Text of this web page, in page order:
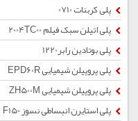
پلی کربنات 0710
پلی اتیلن سبک فیلم 2004TC00
پلی بوتادین رابر1220
پلی پروپیلن شیمیایی EPD60R
پلی پروپیلن شیمیایی ZH500M
پلی استایرن انبساطی نسوز F150